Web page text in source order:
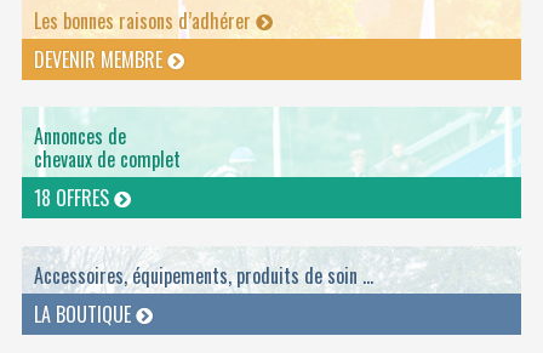
Les bonnes raisons d’adhérer
DEVENIR MEMBRE
Annonces de
chevaux de complet
18 OFFRES
Accessoires, équipements, produits de soin ...
LA BOUTIQUE